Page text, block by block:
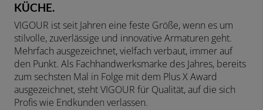
KÜCHE.
VIGOUR ist seit Jahren eine feste Größe, wenn es um
stilvolle, zuverlässige und innovative Armaturen geht.
Mehrfach ausgezeichnet, vielfach verbaut, immer auf
den Punkt. Als Fachhandwerksmarke des Jahres, bereits
zum sechsten Mal in Folge mit dem Plus X Award
ausgezeichnet, steht VIGOUR für Qualität, auf die sich
Profis wie Endkunden verlassen.